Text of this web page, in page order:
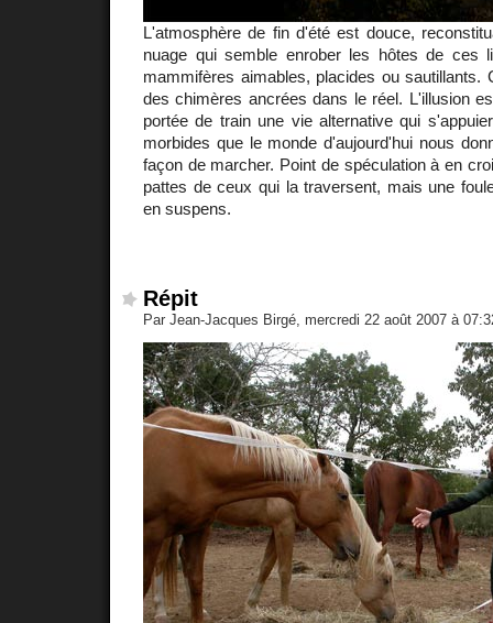
L'atmosphère de fin d'été est douce,
nuage qui semble enrober les hôtes de ces
mammifères aimables, placides ou sautillants.
des chimères ancrées dans le réel. L'illusion
portée de train une vie alternative qui
morbides que le monde d'aujourd'hui nous
façon de marcher. Point de spéculation à en
pattes de ceux qui la traversent, mais une
en suspens.
Répit
Par Jean-Jacques Birgé, mercredi 22 août 2007 à